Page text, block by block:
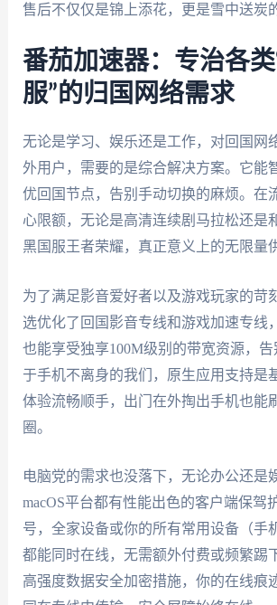
售后不仅仅是锦上添花，更是雪中送炭
番茄加速器：专治各
服”的归国网络需求
无论是学习、娱乐还是工作，对回国网
外用户，需要的是综合解决方案。它能
优回国节点，告别手动切换的麻烦。在
心限额，无论是高清连续剧马拉松还是
黑国服王者荣耀，真正意义上的无限量
为了满足影音爱好者以及游戏玩家的苛
选优化了回国影音专线和游戏加速专线
也能享受独享100M级别的带宽资源，
于手机不离身的我们，原生应用支持是
体验流畅顺手，出门在外掏出手机也能
圈。
电脑党的需求也没落下，无论办公还是
macOS平台都有性能出色的客户端保驾
号，全家设备或你的所有常用设备（手
都能同时在线，无需额外付费或频繁踢
高强度数据安全加密措施，你的在线痕